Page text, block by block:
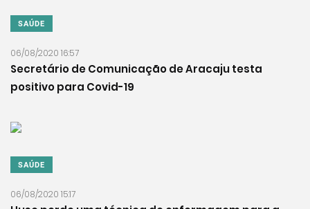
SAÚDE
06/08/2020 16:57
Secretário de Comunicação de Aracaju testa
positivo para Covid-19
SAÚDE
06/08/2020 15:17